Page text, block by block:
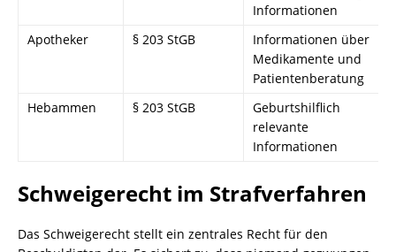
Informationen
Apotheker
§ 203 StGB
Informationen über
Medikamente und
Patientenberatung
Hebammen
§ 203 StGB
Geburtshilflich
relevante
Informationen
Schweigerecht im Strafverfahren
Das Schweigerecht stellt ein zentrales Recht für den